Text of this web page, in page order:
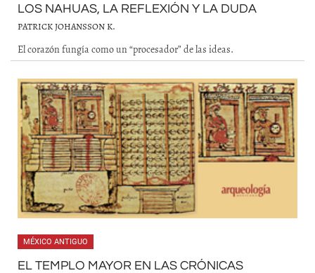
LOS NAHUAS, LA REFLEXIÓN Y LA DUDA
PATRICK JOHANSSON K.
El corazón fungía como un “procesador” de las ideas.
MÉXICO ANTIGUO
EL TEMPLO MAYOR EN LAS CRÓNICAS